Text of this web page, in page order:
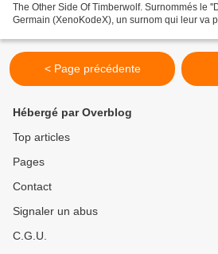
The Other Side Of Timberwolf. Surnommés le
Germain (XenoKodeX), un surnom qui leur va
< Page précédente
Hébergé par Overblog
Top articles
Pages
Contact
Signaler un abus
C.G.U.